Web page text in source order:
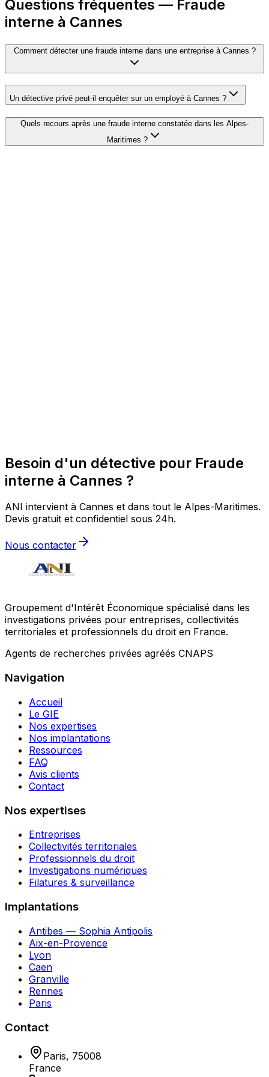
Questions fréquentes — Fraude
interne à Cannes
Comment détecter une fraude interne dans une entreprise à Cannes ?
Un détective privé peut-il enquêter sur un employé à Cannes ?
Quels recours après une fraude interne constatée dans les Alpes-
Maritimes ?
Besoin d'un détective pour Fraude
interne à Cannes ?
ANI intervient à Cannes et dans tout le Alpes-Maritimes.
Devis gratuit et confidentiel sous 24h.
Nous contacter
Groupement d'Intérêt Économique spécialisé dans les
investigations privées pour entreprises, collectivités
territoriales et professionnels du droit en France.
Agents de recherches privées agréés CNAPS
Navigation
Accueil
Le GIE
Nos expertises
Nos implantations
Ressources
FAQ
Avis clients
Contact
Nos expertises
Entreprises
Collectivités territoriales
Professionnels du droit
Investigations numériques
Filatures & surveillance
Implantations
Antibes — Sophia Antipolis
Aix-en-Provence
Lyon
Caen
Granville
Rennes
Paris
Contact
Paris, 75008
France